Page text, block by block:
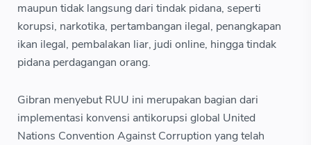
maupun tidak langsung dari tindak pidana, seperti
korupsi, narkotika, pertambangan ilegal, penangkapan
ikan ilegal, pembalakan liar, judi online, hingga tindak
pidana perdagangan orang.
Gibran menyebut RUU ini merupakan bagian dari
implementasi konvensi antikorupsi global United
Nations Convention Against Corruption yang telah